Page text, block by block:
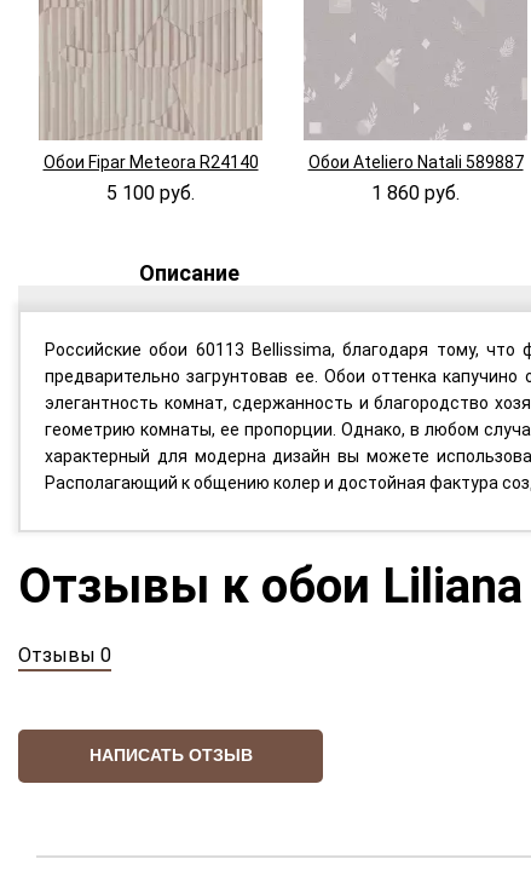
Обои Fipar Meteora R24140
5 100 руб.
Обои Ateliero Natali 589887
1 860 руб.
Описание
Российские обои 60113 Bellissima, благодаря тому,
предварительно загрунтовав ее. Обои оттенка
элегантность комнат, сдержанность и благородство
геометрию комнаты, ее пропорции. Однако, в любом
характерный для модерна дизайн вы можете
Располагающий к общению колер и достойная фактура
Отзывы к обои
Отзывы 0
НАПИСАТЬ ОТЗЫВ